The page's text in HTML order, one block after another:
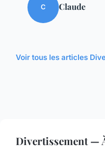
C Claude
Voir tous les articles
Divertissement —